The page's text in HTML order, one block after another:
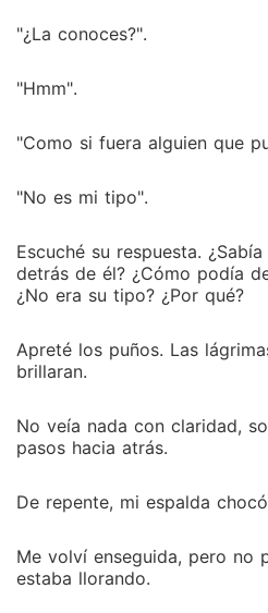
"¿La conoces?".
"Hmm".
"Como si fuera alguien que
"No es mi tipo".
Escuché su respuesta.
detrás de él? ¿Cómo podía
¿No era su tipo? ¿Por qué?
Apreté los puños. Las
brillaran.
No veía nada con claridad,
pasos hacia atrás.
De repente, mi espalda
Me volví enseguida, pero no
estaba llorando.